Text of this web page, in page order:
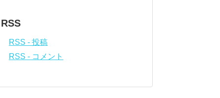
RSS
RSS - 投稿
RSS - コメント